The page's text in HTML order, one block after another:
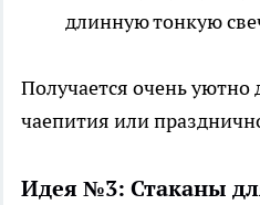
длинную тонкую
Получается очень уютно
чаепития или
Идея №3: Стаканы